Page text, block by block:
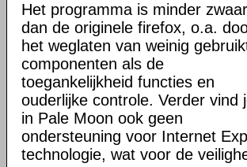
Het programma is minder zwaar
dan de originele firefox, o.a.
het weglaten van weinig
componenten als de
toegankelijkheid functies en
ouderlijke controle. Verder vind
in Pale Moon ook geen
ondersteuning voor Internet
technologie, wat voor de